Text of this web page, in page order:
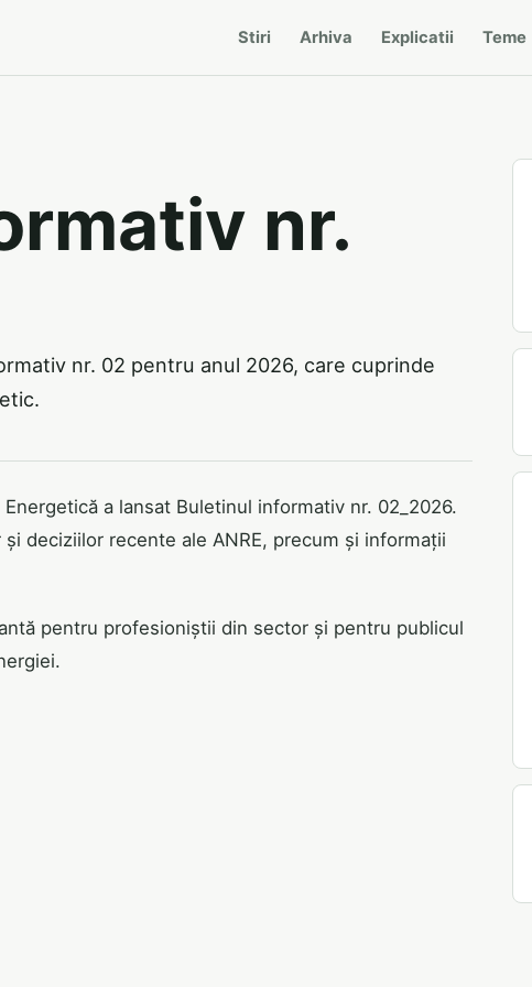
Stiri Arhiva Explicatii Teme
nr.
nr. 02 pentru anul 2026, care cuprinde
a lansat Buletinul informativ nr. 02_2026.
deciziilor recente ale ANRE, precum și informații
pentru profesioniștii din sector și pentru publicul